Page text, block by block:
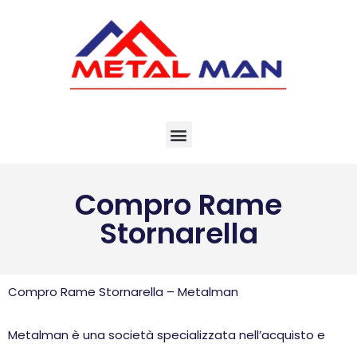
Compro Rame
Stornarella
Compro Rame Stornarella – Metalman
Metalman è una società specializzata nell’acquisto e